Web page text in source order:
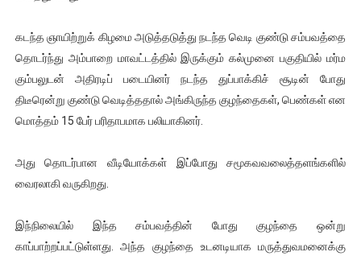
ஜனாதிபதி ஐக்கிய நாடுகளின் பொதுச் சபை கூட்டத்தில் இன்று
32 CM விநோத கன்றுக்குட்டி! (வீடியோ)
வலிமை தான் அஜித் திரைப்பயணத்திலே அதிக காலெக்ஷன் செய்த
அல்வா கொடுக்கின்றது இலங்கை!
கடந்த ஞாயிற்றுக் கிழமை அடுத்தடுத்து நடந்த வெடி குண்டு சம்பவத்தை
தொடர்ந்து அம்பாறை மாவட்டத்தில் இருக்கும் கல்முனை பகுதியில் மர்ம
கும்பலுடன் அதிரடிப் படையினர் நடந்த துப்பாக்கிச் சூடின் போது
திடீரென்று குண்டு வெடித்ததால் அங்கிருந்த குழந்தைகள், பெண்கள் என
மொத்தம் 15 பேர் பரிதாபமாக பலியாகினர்.
அது தொடர்பான வீடியோக்கள் இப்போது சமூகவவலைத்தளங்களில்
வைரலாகி வருகிறது.
இந்நிலையில் இந்த சம்பவத்தின் போது குழந்தை ஒன்று
காப்பாற்றப்பட்டுள்ளது. அந்த குழந்தை உடனடியாக மருத்துவமனைக்கு